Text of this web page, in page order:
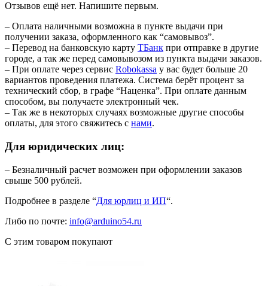
Отзывов ещё нет. Напишите первым.
– Оплата наличными возможна в пункте выдачи при
получении заказа, оформленного как “самовывоз”.
– Перевод на банковскую карту TБанк при отправке в другие
городе, а так же перед самовывозом из пункта выдачи заказов.
– При оплате через сервис Robokassa у вас будет больше 20
вариантов проведения платежа. Система берёт процент за
технический сбор, в графе “Наценка”. При оплате данным
способом, вы получаете электронный чек.
– Так же в некоторых случаях возможные другие способы
оплаты, для этого свяжитесь с нами.
Для юридических лиц:
– Безналичный расчет возможен при оформлении заказов
свыше 500 рублей.
Подробнее в разделе “Для юрлиц и ИП“.
Либо по почте: info@arduino54.ru
С этим товаром покупают